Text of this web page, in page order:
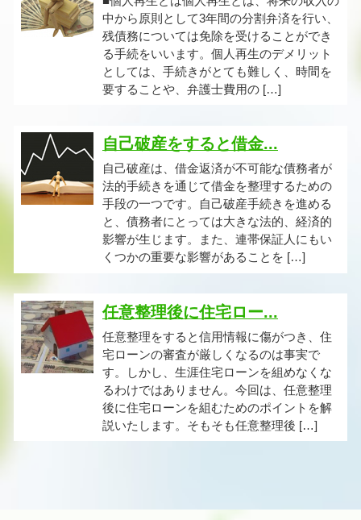
中から原則として3年間の分割弁済を行い、
残債務については免除を受けることができ
る手続をいいます。個人再生のデメリット
としては、手続きがとても難しく、時間を
要することや、弁護士費用の […]
自己破産をすると借金...
自己破産は、借金返済が不可能な債務者が
法的手続きを通じて借金を整理するための
手段の一つです。自己破産手続きを進める
と、債務者にとっては大きな法的、経済的
影響が生じます。また、連帯保証人にもい
くつかの重要な影響があることを […]
任意整理後に住宅ロー...
任意整理をすると信用情報に傷がつき、住
宅ローンの審査が厳しくなるのは事実で
す。しかし、生涯住宅ローンを組めなくな
るわけではありません。今回は、任意整理
後に住宅ローンを組むためのポイントを解
説いたします。そもそも任意整理後 […]